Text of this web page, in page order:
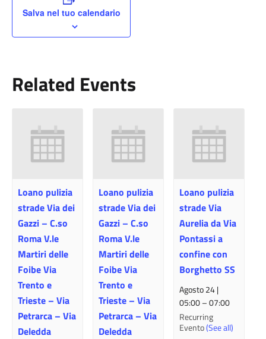
Salva nel tuo calendario
Related Events
Loano pulizia
strade Via dei
Gazzi – C.so
Roma V.le
Martiri delle
Foibe Via
Trento e
Trieste – Via
Petrarca – Via
Deledda
Loano pulizia
strade Via dei
Gazzi – C.so
Roma V.le
Martiri delle
Foibe Via
Trento e
Trieste – Via
Petrarca – Via
Deledda
Loano pulizia
strade Via
Aurelia da Via
Pontassi a
confine con
Borghetto SS
Agosto 24 |
05:00–07:00
Recurring
Evento(See all)